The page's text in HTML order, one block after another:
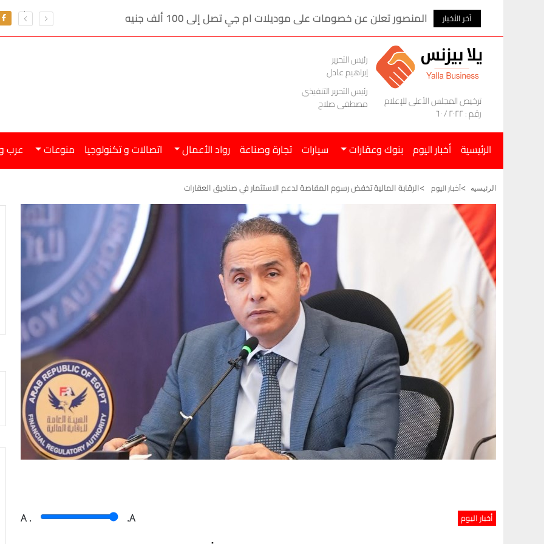
آخر الأخبار المنصور تعلن عن خصومات على موديلات ام جي تصل إلى 100 ألف جنيه
ترخيص المجلس الأعلى للإعلام
رقم : ٢٠٢٢ / ٦٠
رئيس التحرير
إبراهيم عادل
رئيس التحرير التنفيذى
مصطفى صلاح
الرئيسية أخبار اليوم بنوك وعقارات سيارات تجارة وصناعة رواد الأعمال اتصالات و تكنولوجيا منوعات عرب
الرئيسيه أخبار اليوم الرقابة المالية تخفض رسوم المقاصة لدعم الاستثمار في صناديق العقارات
أخبار اليوم A . .A